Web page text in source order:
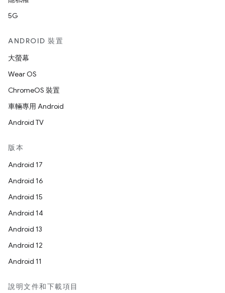
5G
ANDROID 裝置
大螢幕
Wear OS
ChromeOS 裝置
車輛專用 Android
Android TV
版本
Android 17
Android 16
Android 15
Android 14
Android 13
Android 12
Android 11
說明文件和下載項目